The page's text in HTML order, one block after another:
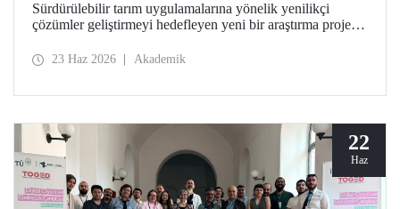
Sürdürülebilir tarım uygulamalarına yönelik yenilikçi
çözümler geliştirmeyi hedefleyen yeni bir araştırma projesi,
değerli ürünlere dönüştürülmesini amaçlayan çalışma;
23 Haz 2026 Akademik
22
Haz